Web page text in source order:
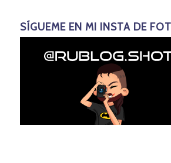
SÍGUEME EN MI INSTA DE